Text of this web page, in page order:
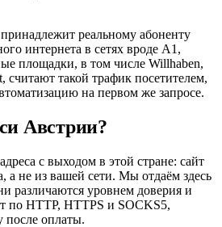
реальному абоненту
интернета в сетях вроде A1,
площадки, в том числе Willhaben,
считают такой трафик посетителем,
на первом же запросе.
Австрии?
с выходом в этой стране: сайт
а не из вашей сети. Мы отдаём здесь
различаются уровнем доверия и
по HTTP, HTTPS и SOCKS5,
после оплаты.